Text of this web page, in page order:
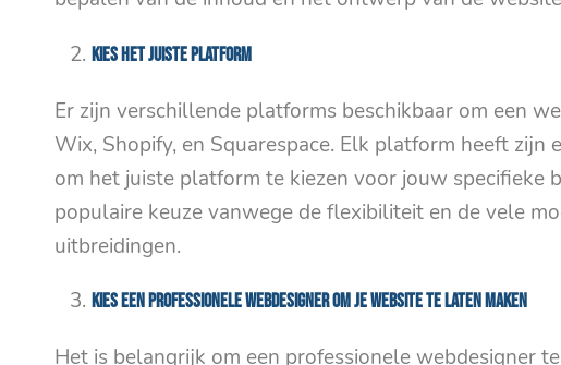
Kies het juiste platform
Er zijn verschillende platforms beschikbaar om een
Wix, Shopify, en Squarespace. Elk platform heeft
om het juiste platform te kiezen voor jouw specifieke
populaire keuze vanwege de flexibiliteit en de vele
uitbreidingen.
Kies een professionele webdesigner om je website te laten maken
Het is belangrijk om een professionele webdesigner